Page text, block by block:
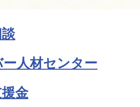
人材センター
金